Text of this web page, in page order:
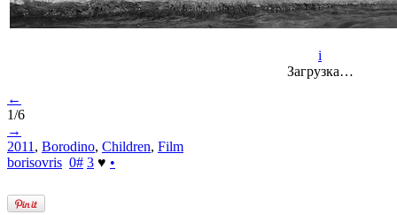
i
Загрузка…
←
1/6
→
2011 , Borodino, Children, Film
borisovris 0# 3 ♥ •